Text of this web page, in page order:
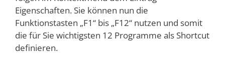
Eigenschaften. Sie können nun die
Funktionstasten „F1“ bis „F12“ nutzen und somit
die für Sie wichtigsten 12 Programme als Shortcut
definieren.